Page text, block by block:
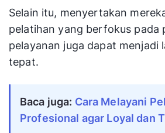
Selain itu, menyertakan
pelatihan yang berfokus pada
pelayanan juga dapat menjadi
tepat.
Baca juga: Cara Melayani
Profesional agar Loyal dan